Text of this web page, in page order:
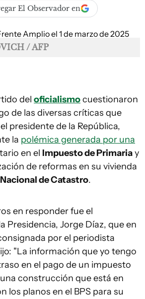
El Observador en
/ AFP
del oficialismocuestionaron
de las diversas críticas que
presidente de la República,
la polémica generada por una
en el Impuesto de Primariay
de reformas en su vivienda
de Catastro.
en responder fue el
Presidencia, Jorge Díaz, que en
por el periodista
"La información que yo tengo
en el pago de un impuesto
construcción que está en
los planos en el BPS para su